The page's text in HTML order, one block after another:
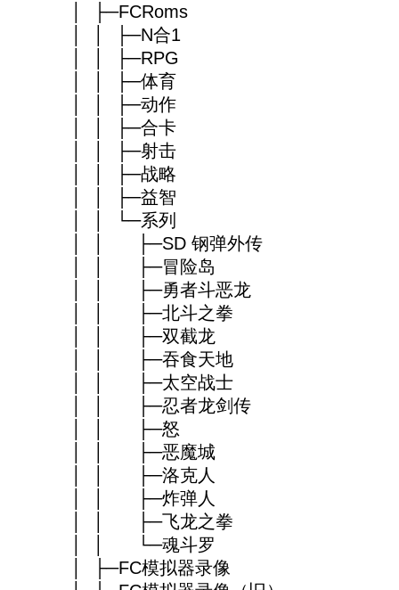
│ ├─FCRoms
│ │ ├─N合1
│ │ ├─RPG
│ │ ├─体育
│ │ ├─动作
│ │ ├─合卡
│ │ ├─射击
│ │ ├─战略
│ │ ├─益智
│ │ └─系列
│ │ ├─SD 钢弹外传
│ │ ├─冒险岛
│ │ ├─勇者斗恶龙
│ │ ├─北斗之拳
│ │ ├─双截龙
│ │ ├─吞食天地
│ │ ├─太空战士
│ │ ├─忍者龙剑传
│ │ ├─怒
│ │ ├─恶魔城
│ │ ├─洛克人
│ │ ├─炸弹人
│ │ ├─飞龙之拳
│ │ └─魂斗罗
│ ├─FC模拟器录像